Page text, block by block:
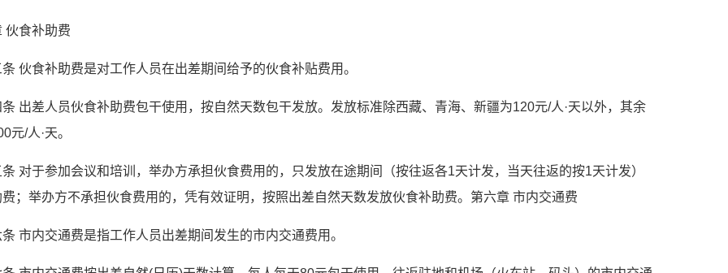
伙食补助费
伙食补助费是对工作人员在出差期间给予的伙食补贴费用。
条 出差人员伙食补助费包干使用，按自然天数包干发放。发放标准除西藏、青海、新疆为120元/人·天以外，其余
元/人·天。
对于参加会议和培训，举办方承担伙食费用的，只发放在途期间（按往返各1天计发，当天往返的按1天计发）
；举办方不承担伙食费用的，凭有效证明，按照出差自然天数发放伙食补助费。第六章 市内交通费
市内交通费是指工作人员出差期间发生的市内交通费用。